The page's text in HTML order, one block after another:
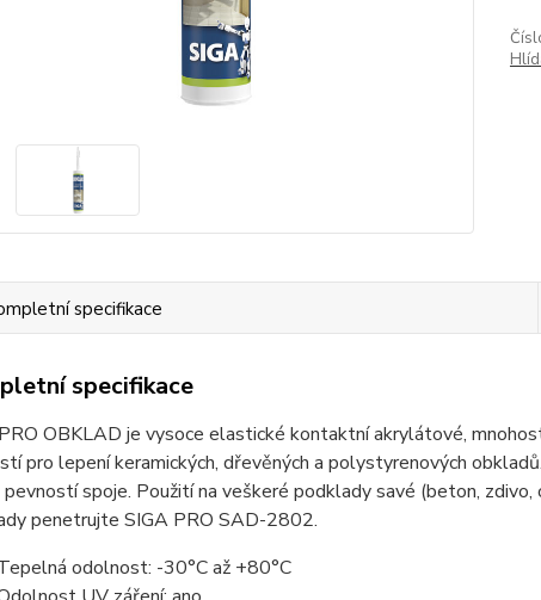
specifikace
specifikace
OBKLAD je vysoce elastické kontaktní akrylátové,
pro lepení keramických, dřevěných a polystyrenových
pevností spoje. Použití na veškeré podklady savé (beton,
penetrujte SIGA PRO SAD-2802.
odolnost: -30°C až +80°C